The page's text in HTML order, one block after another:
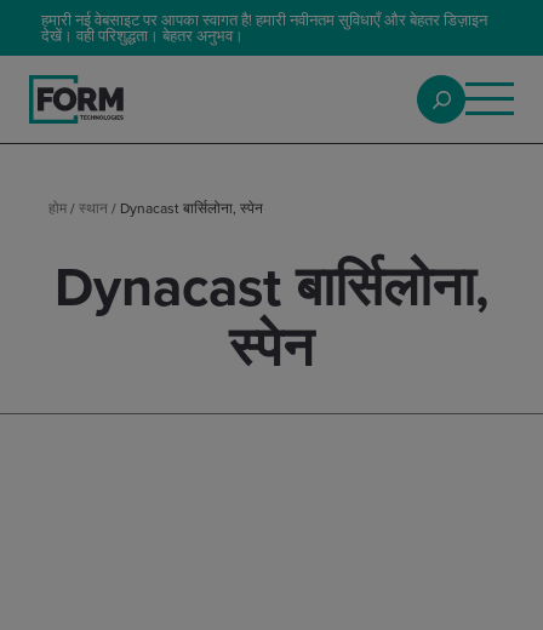
हमारी नई वेबसाइट पर आपका स्वागत है! हमारी नवीनतम सुविधाएँ और बेहतर डिज़ाइन
देखें। वही परिशुद्धता। बेहतर अनुभव।
होम/स्थान/ Dynacast बार्सिलोना, स्पेन
Dynacast बार्सिलोना,
स्पेन